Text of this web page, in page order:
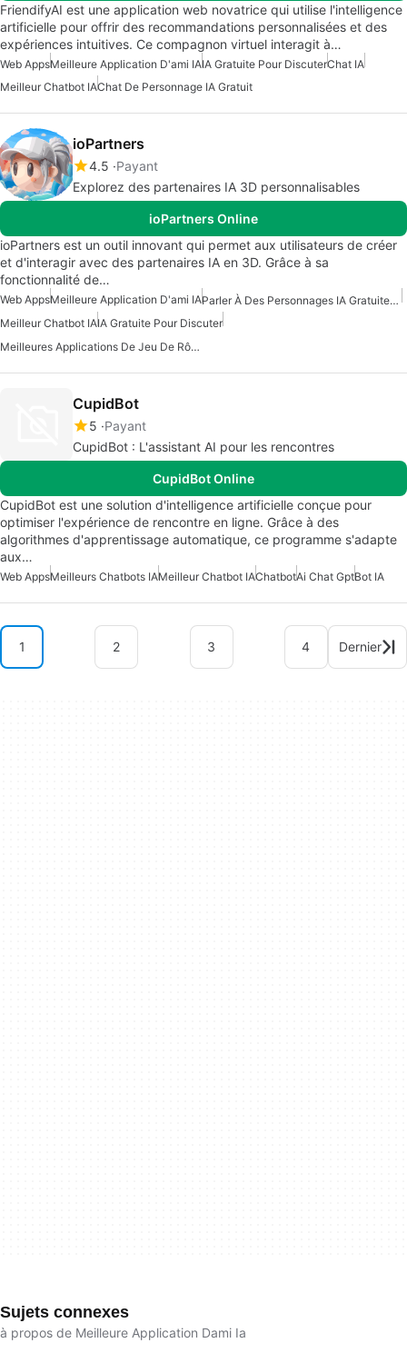
FriendifyAI est une application web novatrice qui utilise l'intelligence
artificielle pour offrir des recommandations personnalisées et des
expériences intuitives. Ce compagnon virtuel interagit à…
Web AppsMeilleure Application D'ami IAIA Gratuite Pour DiscuterChat IA
Meilleur Chatbot IAChat De Personnage IA Gratuit
ioPartners
4.5 Payant
Explorez des partenaires IA 3D personnalisables
ioPartners Online
ioPartners est un outil innovant qui permet aux utilisateurs de créer
et d'interagir avec des partenaires IA en 3D. Grâce à sa
fonctionnalité de…
Web AppsMeilleure Application D'ami IA
Parler À Des Personnages IA Gratuitement
Meilleur Chatbot IAIA Gratuite Pour Discuter
Meilleures Applications De Jeu De Rôle AI
CupidBot
5 Payant
CupidBot : L'assistant AI pour les rencontres
CupidBot Online
CupidBot est une solution d'intelligence artificielle conçue pour
optimiser l'expérience de rencontre en ligne. Grâce à des
algorithmes d'apprentissage automatique, ce programme s'adapte
aux…
Web AppsMeilleurs Chatbots IAMeilleur Chatbot IAChatbotAi Chat GptBot IA
1 2 3 4 Dernier
Sujets connexes
à propos de Meilleure Application Dami Ia